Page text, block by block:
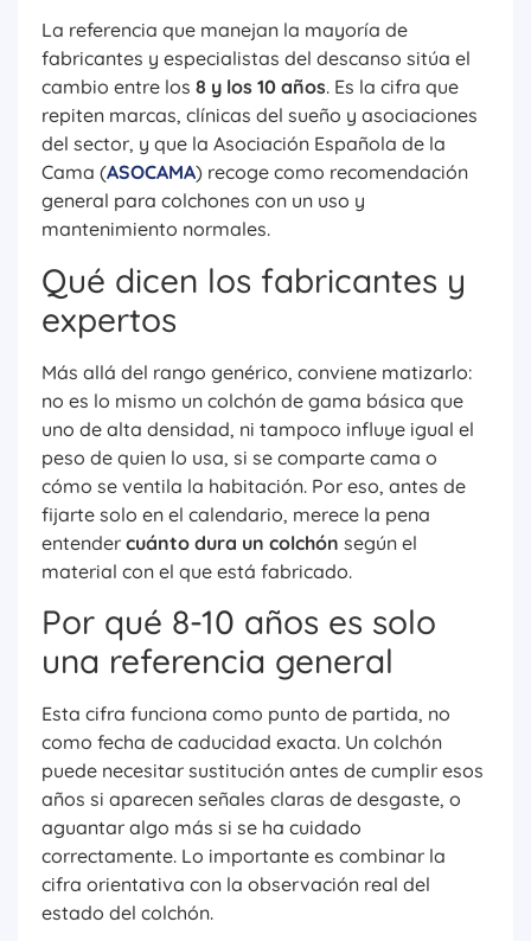
La referencia que manejan la mayoría de
fabricantes y especialistas del descanso sitúa el
cambio entre los 8 y los 10 años. Es la cifra que
repiten marcas, clínicas del sueño y asociaciones
del sector, y que la Asociación Española de la
Cama (ASOCAMA) recoge como recomendación
general para colchones con un uso y
mantenimiento normales.
Qué dicen los fabricantes y
expertos
Más allá del rango genérico, conviene matizarlo:
no es lo mismo un colchón de gama básica que
uno de alta densidad, ni tampoco influye igual el
peso de quien lo usa, si se comparte cama o
cómo se ventila la habitación. Por eso, antes de
fijarte solo en el calendario, merece la pena
entender cuánto dura un colchón según el
material con el que está fabricado.
Por qué 8-10 años es solo
una referencia general
Esta cifra funciona como punto de partida, no
como fecha de caducidad exacta. Un colchón
puede necesitar sustitución antes de cumplir esos
años si aparecen señales claras de desgaste, o
aguantar algo más si se ha cuidado
correctamente. Lo importante es combinar la
cifra orientativa con la observación real del
estado del colchón.